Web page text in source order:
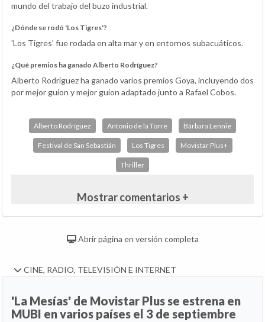
mundo del trabajo del buzo industrial.
¿Dónde se rodó 'Los Tigres'?
'Los Tigres' fue rodada en alta mar y en entornos subacuáticos.
¿Qué premios ha ganado Alberto Rodríguez?
Alberto Rodríguez ha ganado varios premios Goya, incluyendo dos
por mejor guion y mejor guion adaptado junto a Rafael Cobos.
Alberto Rodríguez Antonio de la Torre Bárbara Lennie
Festival de San Sebastián Los Tigres Movistar Plus+
Thriller
Mostrar comentarios +
Abrir página en versión completa
CINE, RADIO, TELEVISIÓN E INTERNET
'La Mesías' de Movistar Plus se estrena en
MUBI en varios países el 3 de septiembre